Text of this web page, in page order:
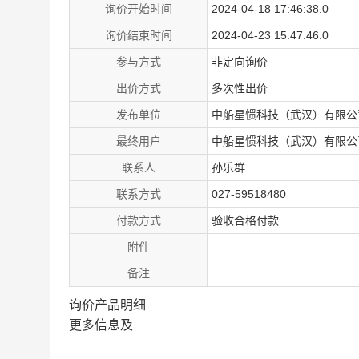
询价开始时间 2024-04-18 17:46:38.0
询价结束时间 2024-04-23 15:47:46.0
参与方式 非定向询价
出价方式 多次性出价
发布单位 中船星惯科技（武汉）有限
最终用户 中船星惯科技（武汉）有限
联系人 孙乐群
联系方式 027-59518480
付款方式 验收合格付款
附件
备注
询价产品明细
更多信息及